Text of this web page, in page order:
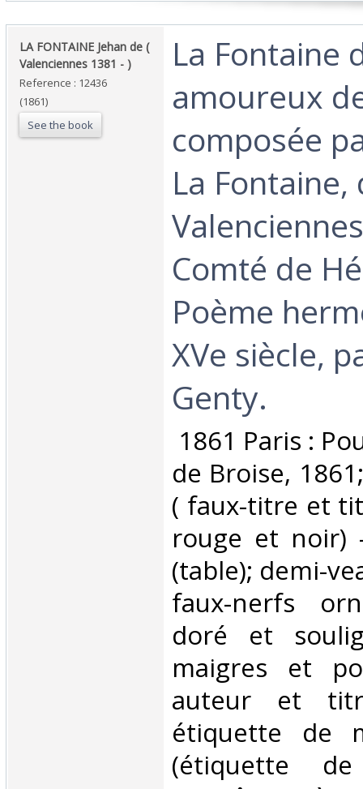
‎LA FONTAINE Jehan de (
Valenciennes 1381 - )‎
Reference : 12436
(1861)
See the book
‎La Fontaine
amoureux
composée
La Fontaine,
Comté de
Poème
XVe siècle,
Genty.‎
1861 Paris :
de Broise,
( faux-titre et
rouge et noir)
(table); demi-
faux-nerfs
doré et
maigres et
auteur et
étiquette de
(étiquette